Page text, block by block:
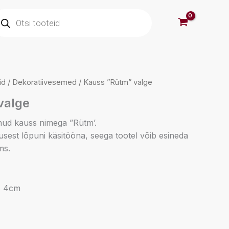
/ Dekoratiivesemed / Kauss ”Rütm” valge
kauss nimega ”Rütm’.
lõpuni käsitööna, seega tootel võib esineda
4cm